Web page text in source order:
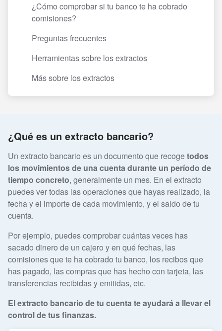
¿Cómo comprobar si tu banco te ha cobrado
comisiones?
Preguntas frecuentes
Herramientas sobre los extractos
Más sobre los extractos
¿Qué es un extracto bancario?
Un extracto bancario es un documento que recogetodos
los movimientos de una cuenta durante un período de
tiempo concreto, generalmente un mes. En el extracto
puedes ver todas las operaciones que hayas realizado, la
fecha y el importe de cada movimiento, y el saldo de tu
cuenta.
Por ejemplo, puedes comprobar cuántas veces has
sacado dinero de un cajero y en qué fechas, las
comisiones que te ha cobrado tu banco, los recibos que
has pagado, las compras que has hecho con tarjeta, las
transferencias recibidas y emitidas, etc.
El extracto bancario de tu cuenta te ayudará a llevar el
control de tus finanzas.